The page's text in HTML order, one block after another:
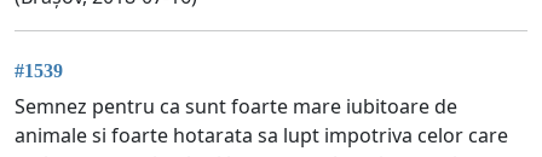
#1539
Semnez pentru ca sunt foarte mare iubitoare de
animale si foarte hotarata sa lupt impotriva celor care